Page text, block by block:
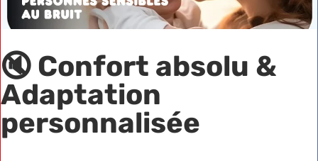
🔇 Confort absolu &
Adaptation
personnalisée